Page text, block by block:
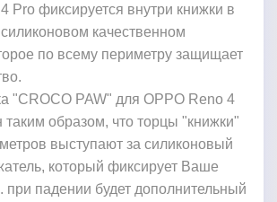
Pro фиксируется внутри книжки в
качественном
по всему периметру защищает
"CROCO PAW" для OPPO Reno 4
таким образом, что торцы "книжки"
выступают за силиконовый
который фиксирует Ваше
при падении будет дополнительный